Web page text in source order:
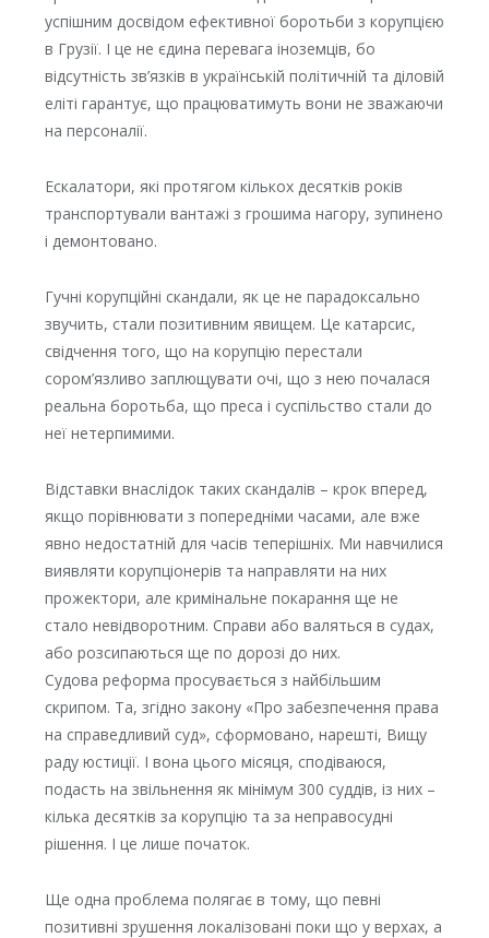
успішним досвідом ефективної боротьби з корупцією
в Грузії. І це не єдина перевага іноземців, бо
відсутність зв’язків в українській політичній та діловій
еліті гарантує, що працюватимуть вони не зважаючи
на персоналії.
Ескалатори, які протягом кількох десятків років
транспортували вантажі з грошима нагору, зупинено
і демонтовано.
Гучні корупційні скандали, як це не парадоксально
звучить, стали позитивним явищем. Це катарсис,
свідчення того, що на корупцію перестали
сором’язливо заплющувати очі, що з нею почалася
реальна боротьба, що преса і суспільство стали до
неї нетерпимими.
Відставки внаслідок таких скандалів – крок вперед,
якщо порівнювати з попередніми часами, але вже
явно недостатній для часів теперішніх. Ми навчилися
виявляти корупціонерів та направляти на них
прожектори, але кримінальне покарання ще не
стало невідворотним. Справи або валяться в судах,
або розсипаються ще по дорозі до них.
Судова реформа просувається з найбільшим
скрипом. Та, згідно закону «Про забезпечення права
на справедливий суд», сформовано, нарешті, Вищу
раду юстиції. І вона цього місяця, сподіваюся,
подасть на звільнення як мінімум 300 суддів, із них –
кілька десятків за корупцію та за неправосудні
рішення. І це лише початок.
Ще одна проблема полягає в тому, що певні
позитивні зрушення локалізовані поки що у верхах, а